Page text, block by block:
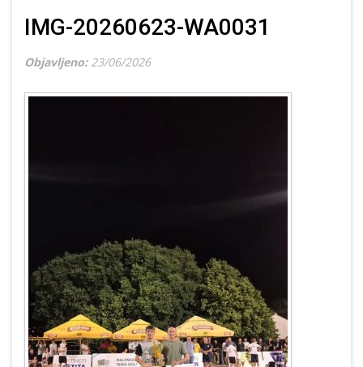
IMG-20260623-WA0031
Objavljeno: 23/06/2026